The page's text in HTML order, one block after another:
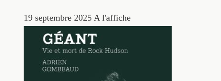
19 septembre 2025 A l'affiche